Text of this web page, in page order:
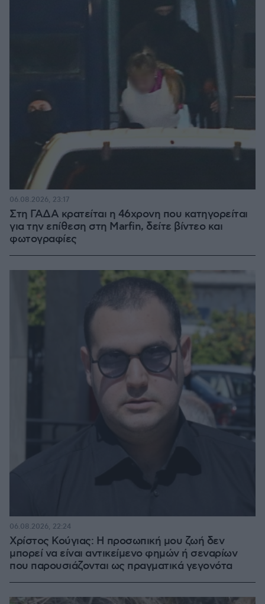
Στη ΓΑΔΑ κρατείται η 46χρονη που κατηγορείται
για την επίθεση στη Marfin, δείτε βίντεο και
φωτογραφίες
06.08.2026, 23:17
Χρίστος Κούγιας: Η προσωπική μου ζωή δεν
μπορεί να είναι αντικείμενο φημών ή σεναρίων
που παρουσιάζονται ως πραγματικά γεγονότα
06.08.2026, 22:24